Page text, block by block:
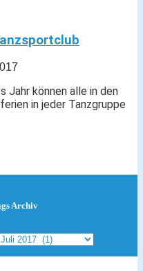
Jahr können alle in den
in jeder Tanzgruppe
Archiv